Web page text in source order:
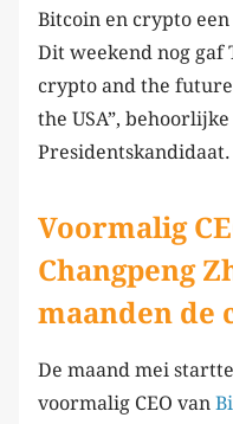
Bitcoin en crypto
Dit weekend nog gaf
crypto and the
the USA”,
Presidentskandidaat.
Voormalig
Changpeng
maanden de
De maand mei
voormalig CEO van